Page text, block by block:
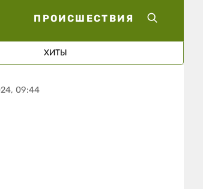
ПРОИСШЕСТВИЯ
ХИТЫ
09:44